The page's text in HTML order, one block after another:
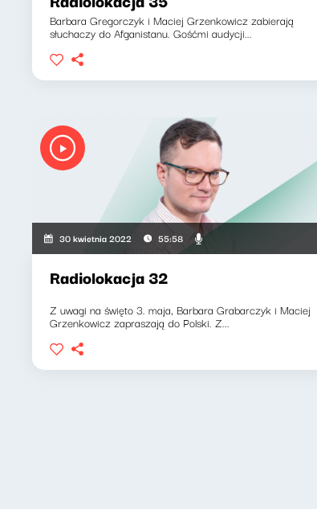
Barbara Gregorczyk i Maciej Grzenkowicz zabierają
słuchaczy do Afganistanu. Gośćmi audycji...
30 kwietnia 2022 55:58
Radiolokacja 32
Z uwagi na święto 3. maja, Barbara Grabarczyk i Maciej
Grzenkowicz zapraszają do Polski. Z...